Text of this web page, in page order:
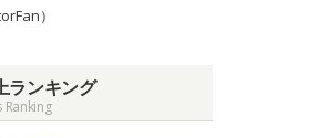
）
ランキング
Ranking